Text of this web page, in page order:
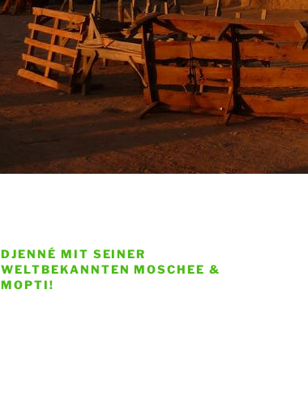
DJENNÉ MIT SEINER
WELTBEKANNTEN MOSCHEE &
MOPTI!